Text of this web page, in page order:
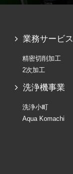
業務サービス
精密切削加工
2次加工
洗浄機事業
洗浄小町
Aqua Komachi